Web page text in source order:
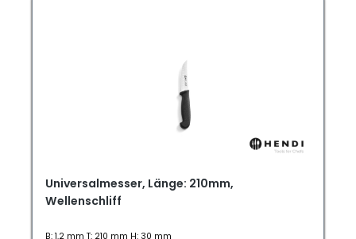
Universalmesser, Länge: 210mm,
Wellenschliff
B: 1.2 mm T: 210 mm H: 30 mm